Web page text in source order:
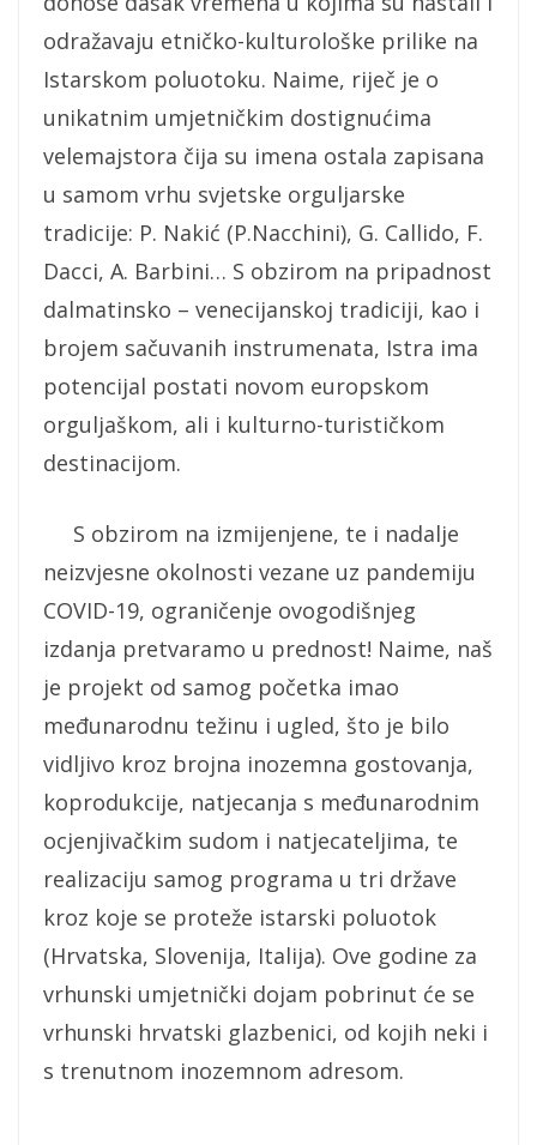
odražavaju etničko-kulturološke prilike na
Istarskom poluotoku. Naime, riječ je o
unikatnim umjetničkim dostignućima
velemajstora čija su imena ostala zapisana
u samom vrhu svjetske orguljarske
tradicije: P. Nakić (P.Nacchini), G. Callido, F.
Dacci, A. Barbini… S obzirom na pripadnost
dalmatinsko – venecijanskoj tradiciji, kao i
brojem sačuvanih instrumenata, Istra ima
potencijal postati novom europskom
orguljaškom, ali i kulturno-turističkom
destinacijom.
S obzirom na izmijenjene, te i nadalje
neizvjesne okolnosti vezane uz pandemiju
COVID-19, ograničenje ovogodišnjeg
izdanja pretvaramo u prednost! Naime, naš
je projekt od samog početka imao
međunarodnu težinu i ugled, što je bilo
vidljivo kroz brojna inozemna gostovanja,
koprodukcije, natjecanja s međunarodnim
ocjenjivačkim sudom i natjecateljima, te
realizaciju samog programa u tri države
kroz koje se proteže istarski poluotok
(Hrvatska, Slovenija, Italija). Ove godine za
vrhunski umjetnički dojam pobrinut će se
vrhunski hrvatski glazbenici, od kojih neki i
s trenutnom inozemnom adresom.